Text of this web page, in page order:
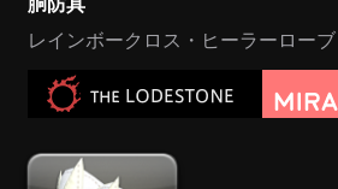
レインボークロス・ヒーラーローブ